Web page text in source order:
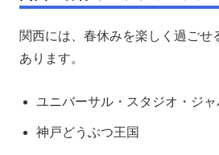
関西には、春休みを楽しく過ごせ
あります。
ユニバーサル・スタジオ・ジャ
神戸どうぶつ王国